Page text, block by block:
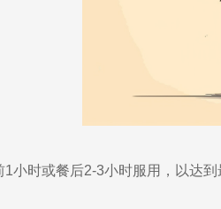
小时或餐后2-3小时服用，以达到